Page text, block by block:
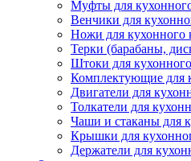
Муфты для
Венчики для
Ножи для кухонного
Терки (барабаны,
Штоки для
Комплектующие для
Двигатели для
Толкатели для
Чаши и стаканы для
Крышки для
Держатели для